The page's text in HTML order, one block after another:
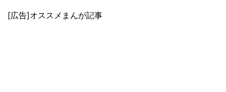
[広告]オススメまんが記事